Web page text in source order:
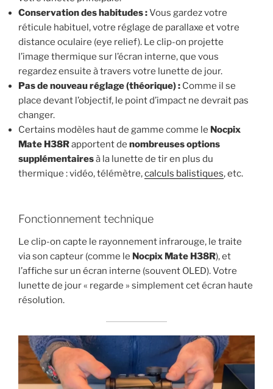
Conservation des habitudes :Vous gardez votre
réticule habituel, votre réglage de parallaxe et votre
distance oculaire (eye relief). Le clip-on projette
l’image thermique sur l’écran interne, que vous
regardez ensuite à travers votre lunette de jour.
Pas de nouveau réglage (théorique) : Comme il se
place devant l’objectif, le point d’impact ne devrait pas
changer.
Certains modèles haut de gamme comme le Nocpix
Mate H38Rapportent de nombreuses options
supplémentairesà la lunette de tir en plus du
thermique : vidéo, télémètre,calculs balistiques, etc.
Fonctionnement technique
Le clip-on capte le rayonnement infrarouge, le traite
via son capteur (comme le Nocpix Mate H38R), et
l’affiche sur un écran interne (souvent OLED). Votre
lunette de jour « regarde » simplement cet écran haute
résolution.